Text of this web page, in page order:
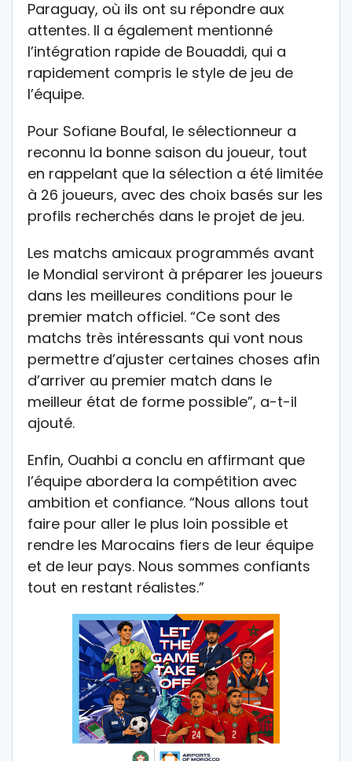
Paraguay, où ils ont su répondre aux
attentes. Il a également mentionné
l’intégration rapide de Bouaddi, qui a
rapidement compris le style de jeu de
l’équipe.
Pour Sofiane Boufal, le sélectionneur a
reconnu la bonne saison du joueur, tout
en rappelant que la sélection a été limitée
à 26 joueurs, avec des choix basés sur les
profils recherchés dans le projet de jeu.
Les matchs amicaux programmés avant
le Mondial serviront à préparer les joueurs
dans les meilleures conditions pour le
premier match officiel. “Ce sont des
matchs très intéressants qui vont nous
permettre d’ajuster certaines choses afin
d’arriver au premier match dans le
meilleur état de forme possible”, a-t-il
ajouté.
Enfin, Ouahbi a conclu en affirmant que
l’équipe abordera la compétition avec
ambition et confiance. “Nous allons tout
faire pour aller le plus loin possible et
rendre les Marocains fiers de leur équipe
et de leur pays. Nous sommes confiants
tout en restant réalistes.”